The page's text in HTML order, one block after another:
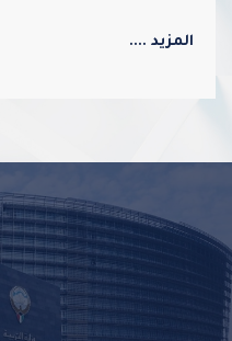
المزيد ....